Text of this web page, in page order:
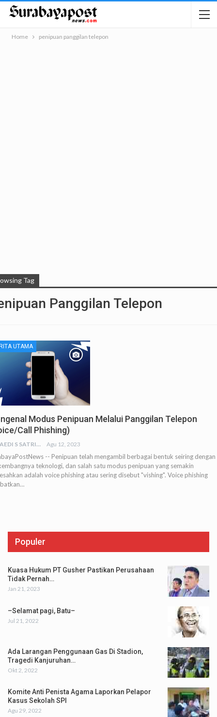
Home penipuan panggilan telepon
Tag
Panggilan Telepon
UTAMA
Modus Penipuan Melalui Panggilan Telepon
Call Phishing)
JUNAEDI S SATRIA Agu 12, 2023
-- Penipuan telah mengambil berbagai bentuk seiring dengan
teknologi, dan salah satu modus penipuan yang semakin
adalah voice phishing atau sering disebut "vishing". Voice phishing
Populer
Kuasa Hukum PT Gusher Pastikan Perusahaan
Tidak Pernah…
Jan 21, 2023
–Selamat pagi, Batu–
Jul 21, 2022
Ada Larangan Penggunaan Gas Di Stadion,
Tragedi Kanjuruhan…
Okt 2, 2022
Komite Anti Penista Agama Laporkan Pelapor
Kasus Sekolah SPI
Agu 29, 2022